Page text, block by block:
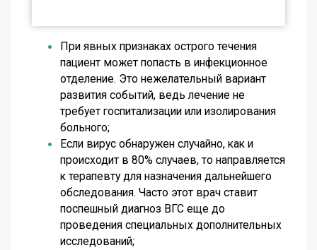
При явных признаках острого течения
пациент может попасть в инфекционное
отделение. Это нежелательный вариант
развития событий, ведь лечение не
требует госпитализации или изолирования
больного;
Если вирус обнаружен случайно, как и
происходит в 80% случаев, то направляется
к терапевту для назначения дальнейшего
обследования. Часто этот врач ставит
поспешный диагноз ВГС еще до
проведения специальных дополнительных
исследований;